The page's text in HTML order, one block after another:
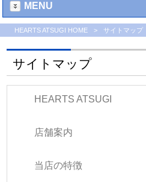
MENU
HEARTS ATSUGI HOME > サイトマップ
サイトマップ
HEARTS ATSUGI
店舗案内
当店の特徴